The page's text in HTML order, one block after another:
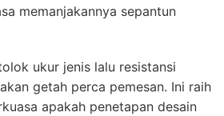
memanjakannya sepantun
ukur jenis lalu resistansi
getah perca pemesan. Ini raih
apakah penetapan desain